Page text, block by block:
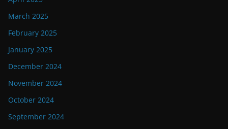
March 2025
February 2025
January 2025
December 2024
November 2024
October 2024
September 2024